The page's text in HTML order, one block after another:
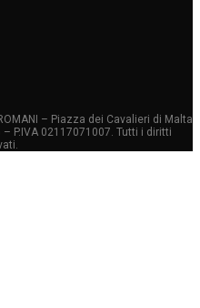
– Piazza dei Cavalieri di Malta
P.IVA 02117071007. Tutti i diritti